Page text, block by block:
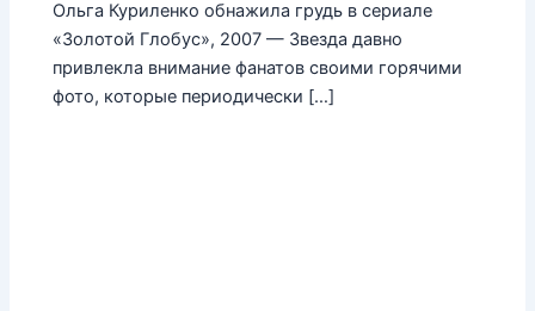
Ольга Куриленко обнажила грудь в сериале
«Золотой Глобус», 2007 — Звезда давно
привлекла внимание фанатов своими горячими
фото, которые периодически […]